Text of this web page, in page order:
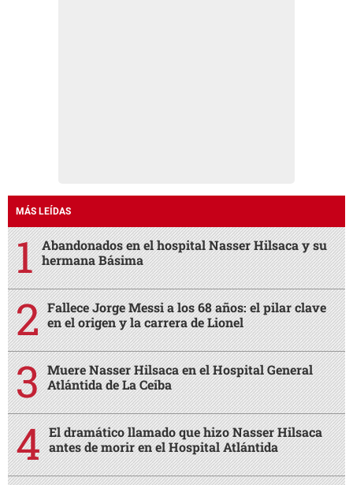
MÁS LEÍDAS
Abandonados en el hospital Nasser Hilsaca y su
hermana Básima
Fallece Jorge Messi a los 68 años: el pilar clave
en el origen y la carrera de Lionel
Muere Nasser Hilsaca en el Hospital General
Atlántida de La Ceiba
El dramático llamado que hizo Nasser Hilsaca
antes de morir en el Hospital Atlántida